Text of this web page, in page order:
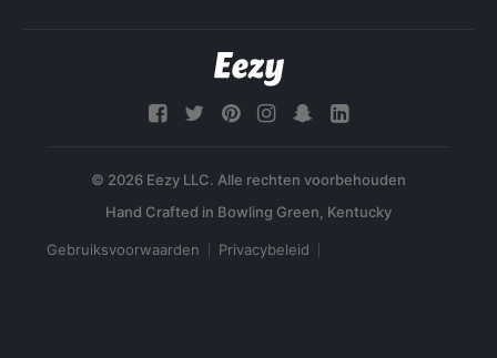
© 2026 Eezy LLC. Alle rechten voorbehouden
Gebruiksvoorwaarden Privacybeleid